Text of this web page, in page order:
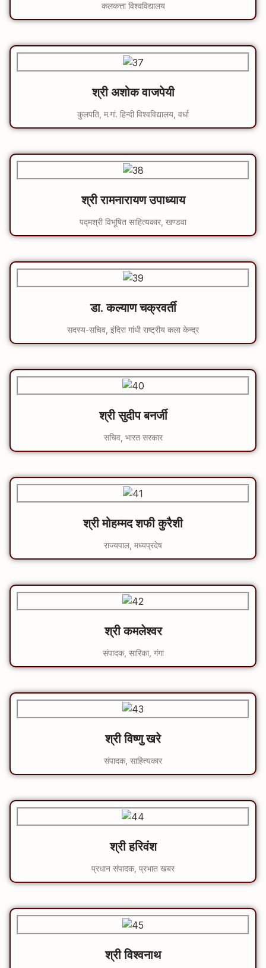
कलकत्ता विश्‍वविद्यालय
श्री अशोक वाजपेयी
कुलपति, म.गां. हिन्दी विश्‍वविद्यालय , वर्धा
श्री रामनारायण उपाध्याय
पद्मश्री विभूषित साहित्यकार, खण्डवा
डा. कल्याण चक्रवर्ती
सदस्य-सचिव, इंदिरा गांधी राष्ट्रीय कला केन्द्र
श्री सुदीप बनर्जी
सचिव, भारत सरकार
श्री मोहम्मद शफी कुरैशी
राज्यपाल, मध्यप्रदेष
श्री कमलेश्‍वर
संपादक, सारिका, गंगा
श्री विष्णु खरे
संपादक, साहित्यकार
श्री हरिवंश
प्रधान संपादक, प्रभात खबर
श्री विश्‍वनाथ